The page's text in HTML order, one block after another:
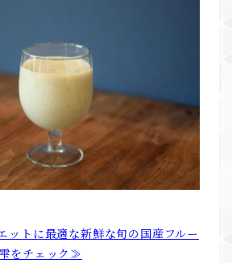
ットに最適な新鮮な旬の国産フルー
をチェック≫